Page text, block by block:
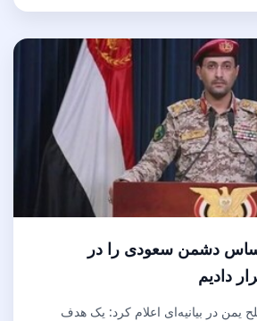
دشمن سعودی را در
دادیم
یمن در بیانیه‌ای اعلام کرد: یک هدف